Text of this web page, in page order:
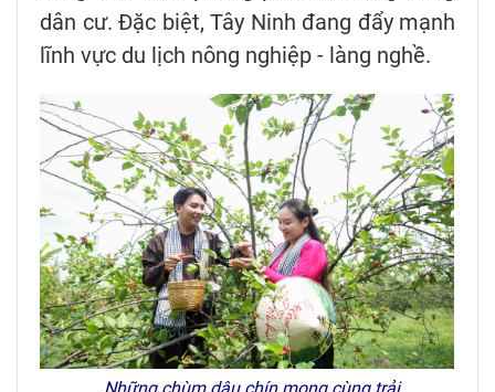
dân cư. Đặc biệt, Tây Ninh đang đẩy mạnh
lĩnh vực du lịch nông nghiệp - làng nghề.